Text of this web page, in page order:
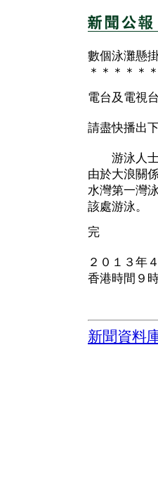
數個泳灘懸
＊＊＊＊＊
電台及電視
請盡快播出
游泳人士
由於大浪關
水灣第一灣
該處游泳。
完
２０１３年
香港時間９
新聞資料